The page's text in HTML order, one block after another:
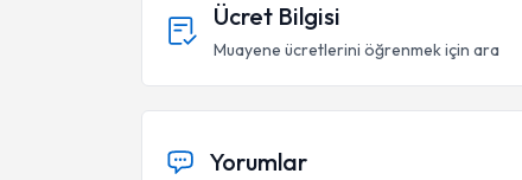
Ücret Bilgisi
Muayene ücretlerini öğrenmek için ara
Yorumlar